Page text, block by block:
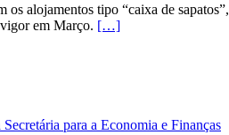
os alojamentos tipo “caixa de
em Março. […]
para a Economia e Finanças